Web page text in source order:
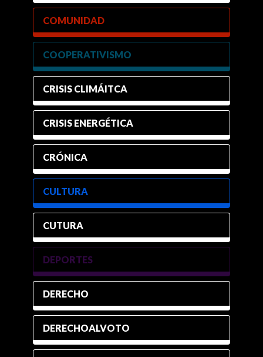
COMUNIDAD
COOPERATIVISMO
CRISIS CLIMÁITCA
CRISIS ENERGÉTICA
CRÓNICA
CULTURA
CUTURA
DEPORTES
DERECHO
DERECHOALVOTO